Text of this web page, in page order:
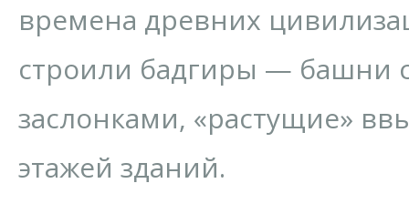
времена древних
строили бадгиры — башни
заслонками, «растущие»
этажей зданий.